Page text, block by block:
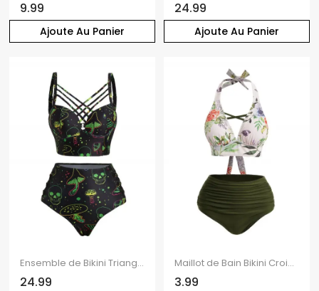
Ajoute Au Panier
9.99
Ajoute Au Panier
24.99
Ensemble de Bikini Triangle Crâne Champignon Galaxie Imprimés à Bretelle Fine Deux Pièces
24.99
Maillot de Bain Bikini Croisé Fleur Imprimée sans Dos à Volants à Col Halter Deux Pièces
3.99